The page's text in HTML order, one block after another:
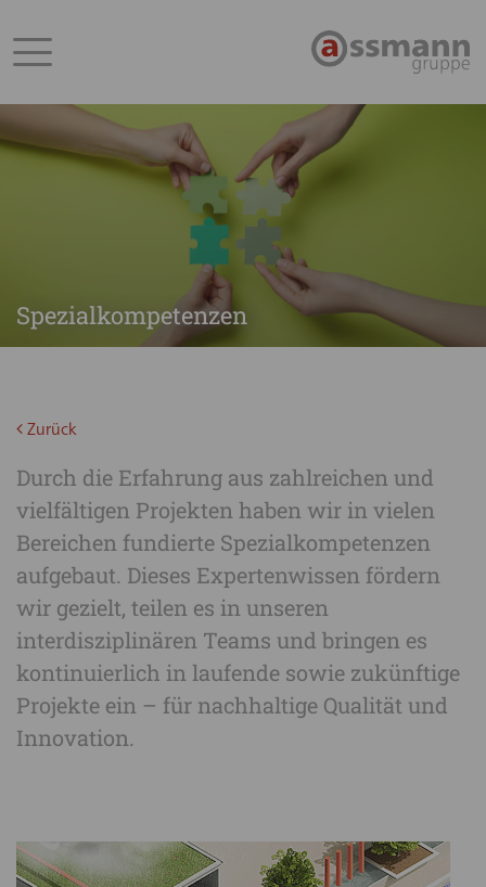
Spezialkompetenzen
Zurück
Durch die Erfahrung aus zahlreichen und
vielfältigen Projekten haben wir in vielen
Bereichen fundierte Spezialkompetenzen
aufgebaut. Dieses Expertenwissen fördern
wir gezielt, teilen es in unseren
interdisziplinären Teams und bringen es
kontinuierlich in laufende sowie zukünftige
Projekte ein – für nachhaltige Qualität und
Innovation.